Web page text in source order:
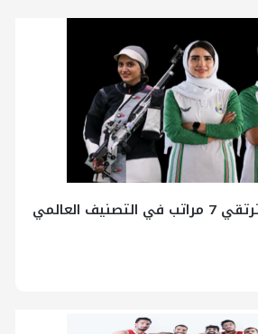
«هانية رستميان» ترتقي 7 مراتب في التصنيف العالمي